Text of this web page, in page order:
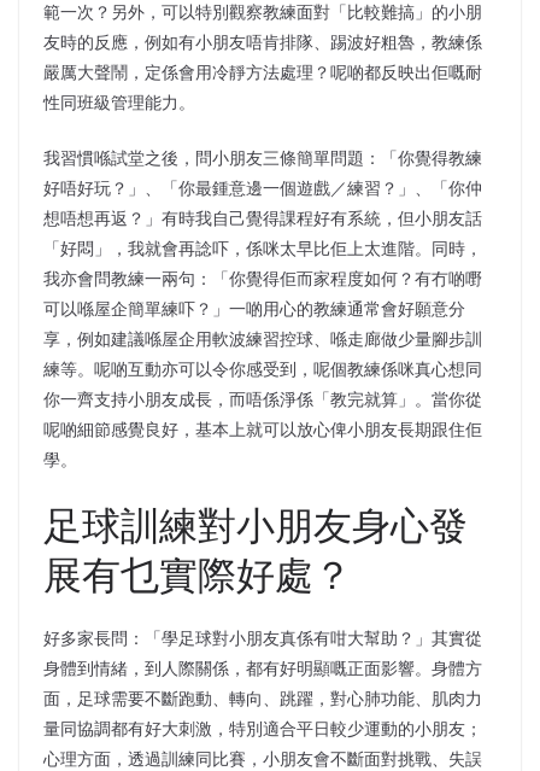
範一次？另外，可以特別觀察教練面對「比較難搞」的小朋
友時的反應，例如有小朋友唔肯排隊、踢波好粗魯，教練係
嚴厲大聲鬧，定係會用冷靜方法處理？呢啲都反映出佢嘅耐
性同班級管理能力。
我習慣喺試堂之後，問小朋友三條簡單問題：「你覺得教練
好唔好玩？」、「你最鍾意邊一個遊戲／練習？」、「你仲
想唔想再返？」有時我自己覺得課程好有系統，但小朋友話
「好悶」，我就會再諗吓，係咪太早比佢上太進階。同時，
我亦會問教練一兩句：「你覺得佢而家程度如何？有冇啲嘢
可以喺屋企簡單練吓？」一啲用心的教練通常會好願意分
享，例如建議喺屋企用軟波練習控球、喺走廊做少量腳步訓
練等。呢啲互動亦可以令你感受到，呢個教練係咪真心想同
你一齊支持小朋友成長，而唔係淨係「教完就算」。當你從
呢啲細節感覺良好，基本上就可以放心俾小朋友長期跟住佢
學。
足球訓練對小朋友身心發
展有乜實際好處？
好多家長問：「學足球對小朋友真係有咁大幫助？」其實從
身體到情緒，到人際關係，都有好明顯嘅正面影響。身體方
面，足球需要不斷跑動、轉向、跳躍，對心肺功能、肌肉力
量同協調都有好大刺激，特別適合平日較少運動的小朋友；
心理方面，透過訓練同比賽，小朋友會不斷面對挑戰、失誤